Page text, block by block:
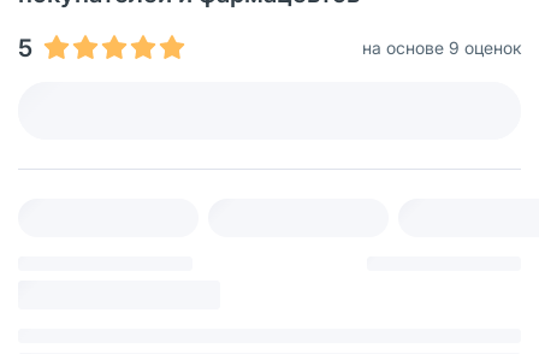
5
на основе 9 оценок